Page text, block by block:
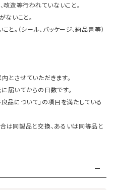
改造等行われていないこと。
ないこと。
。（シール、パッケージ、納品書等）
させていただきます。
届いてからの日数です。
品について」の項目を満たしている
は同製品と交換、あるいは同等品と